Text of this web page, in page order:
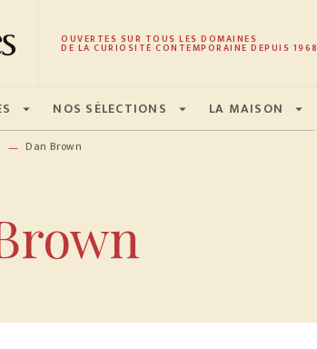
CONTENU PIED DE PAGE
OUVERTES SUR TOUS LES DOMAINES
DE LA CURIOSITÉ CONTEMPORAINE DEPUIS 1968
arrow_drop_down NOS SÉLECTIONS arrow_drop_down LA MAISON arrow_drop_down
— Dan Brown